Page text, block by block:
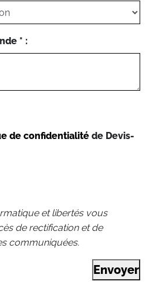
* :
de confidentialité de Devis-
et libertés vous
de rectification et de
communiquées.
Envoyer